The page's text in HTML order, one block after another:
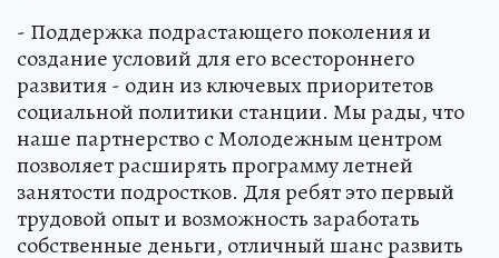
- Поддержка подрастающего поколения и
создание условий для его всестороннего
развития - один из ключевых приоритетов
социальной политики станции. Мы рады, что
наше партнерство с Молодежным центром
позволяет расширять программу летней
занятости подростков. Для ребят это первый
трудовой опыт и возможность заработать
собственные деньги, отличный шанс развить